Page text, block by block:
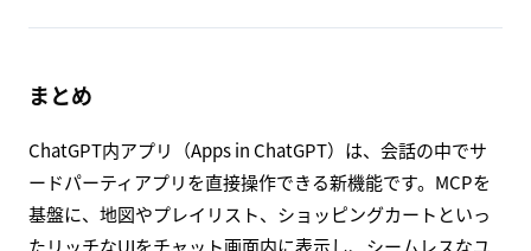
まとめ
ChatGPT内アプリ（Apps in ChatGPT）は、会話の中でサ
ードパーティアプリを直接操作できる新機能です。MCPを
基盤に、地図やプレイリスト、ショッピングカートといっ
たリッチなUIをチャット画面内に表示し、シームレスなユ